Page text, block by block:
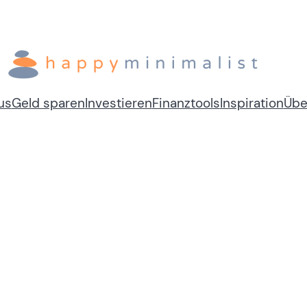
Geld sparenInvestierenFinanztoolsInspiration